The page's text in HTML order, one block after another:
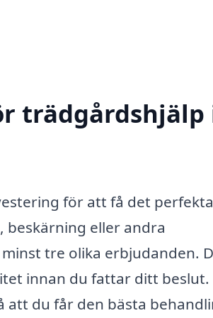
trädgårdshjälp
för att få det perfekta
eller andra
tre olika erbjudanden.
innan du fattar ditt beslut.
att du får den bästa